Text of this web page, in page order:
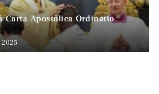
Carta Apostólica Ordinatio
2025